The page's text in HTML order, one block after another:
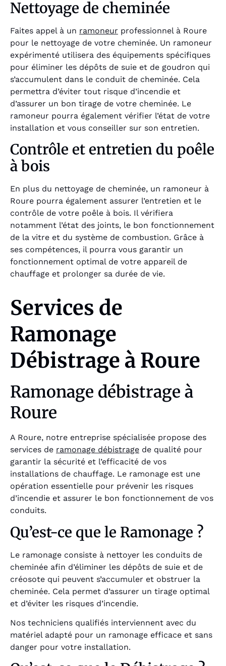
Nettoyage de cheminée
Faites appel à un ramoneur professionnel à Roure
pour le nettoyage de votre cheminée. Un ramoneur
expérimenté utilisera des équipements spécifiques
pour éliminer les dépôts de suie et de goudron qui
s’accumulent dans le conduit de cheminée. Cela
permettra d’éviter tout risque d’incendie et
d’assurer un bon tirage de votre cheminée. Le
ramoneur pourra également vérifier l’état de votre
installation et vous conseiller sur son entretien.
Contrôle et entretien du poêle
à bois
En plus du nettoyage de cheminée, un ramoneur à
Roure pourra également assurer l’entretien et le
contrôle de votre poêle à bois. Il vérifiera
notamment l’état des joints, le bon fonctionnement
de la vitre et du système de combustion. Grâce à
ses compétences, il pourra vous garantir un
fonctionnement optimal de votre appareil de
chauffage et prolonger sa durée de vie.
Services de
Ramonage
Débistrage à Roure
Ramonage débistrage à
Roure
A Roure, notre entreprise spécialisée propose des
services de ramonage débistrage de qualité pour
garantir la sécurité et l’efficacité de vos
installations de chauffage. Le ramonage est une
opération essentielle pour prévenir les risques
d’incendie et assurer le bon fonctionnement de vos
conduits.
Qu’est-ce que le Ramonage ?
Le ramonage consiste à nettoyer les conduits de
cheminée afin d’éliminer les dépôts de suie et de
créosote qui peuvent s’accumuler et obstruer la
cheminée. Cela permet d’assurer un tirage optimal
et d’éviter les risques d’incendie.
Nos techniciens qualifiés interviennent avec du
matériel adapté pour un ramonage efficace et sans
danger pour votre installation.